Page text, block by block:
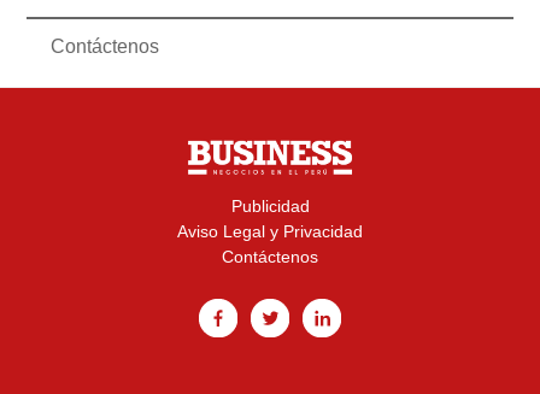
Contáctenos
Publicidad
Aviso Legal y Privacidad
Contáctenos